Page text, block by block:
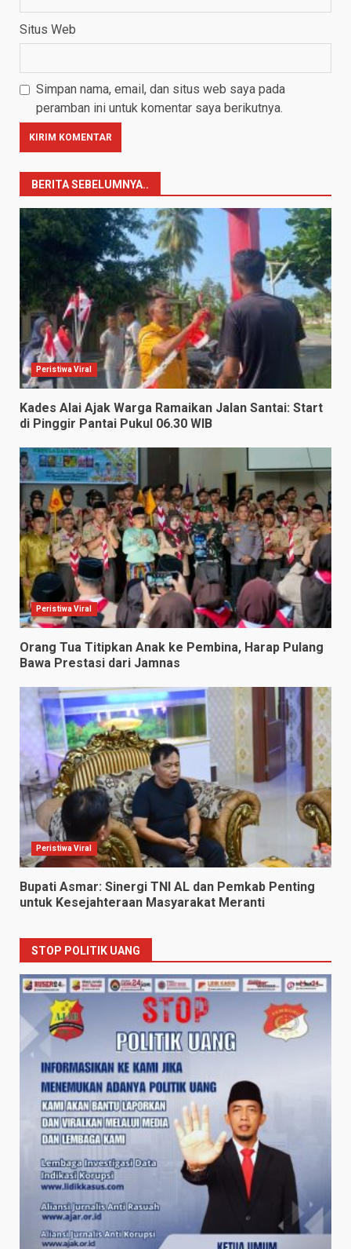
Situs Web
Simpan nama, email, dan situs web saya pada
peramban ini untuk komentar saya berikutnya.
BERITA SEBELUMNYA..
Peristiwa Viral
Kades Alai Ajak Warga Ramaikan Jalan Santai: Start
di Pinggir Pantai Pukul 06.30 WIB
Peristiwa Viral
Orang Tua Titipkan Anak ke Pembina, Harap Pulang
Bawa Prestasi dari Jamnas
Peristiwa Viral
Bupati Asmar: Sinergi TNI AL dan Pemkab Penting
untuk Kesejahteraan Masyarakat Meranti
STOP POLITIK UANG